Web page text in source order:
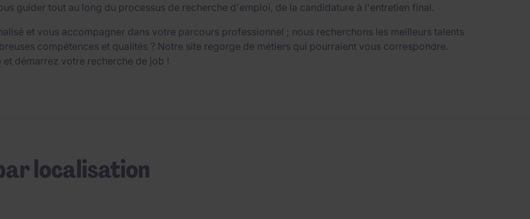
guider tout au long du processus de recherche d'emploi, de la candidature à l'entretien final.
et vous accompagner dans votre parcours professionnel ; nous recherchons les meilleurs talents
compétences et qualités ? Notre site regorge de métiers qui pourraient vous correspondre.
démarrez votre recherche de job !
localisation